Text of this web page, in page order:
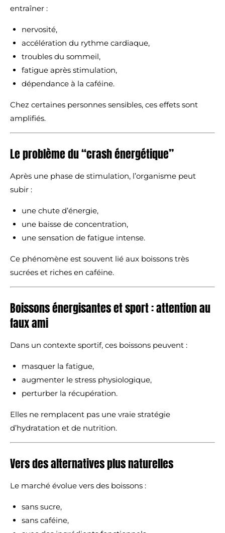
entraîner :
nervosité,
accélération du rythme cardiaque,
troubles du sommeil,
fatigue après stimulation,
dépendance à la caféine.
Chez certaines personnes sensibles, ces effets sont
amplifiés.
Le problème du “crash énergétique”
Après une phase de stimulation, l’organisme peut
subir :
une chute d’énergie,
une baisse de concentration,
une sensation de fatigue intense.
Ce phénomène est souvent lié aux boissons très
sucrées et riches en caféine.
Boissons énergisantes et sport : attention au
faux ami
Dans un contexte sportif, ces boissons peuvent :
masquer la fatigue,
augmenter le stress physiologique,
perturber la récupération.
Elles ne remplacent pas une vraie stratégie
d’hydratation et de nutrition.
Vers des alternatives plus naturelles
Le marché évolue vers des boissons :
sans sucre,
sans caféine,